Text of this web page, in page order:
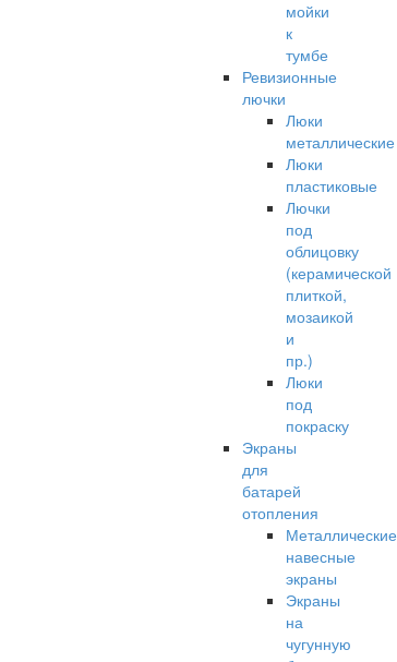
мойки
к
тумбе
Ревизионные
лючки
Люки
металлические
Люки
пластиковые
Лючки
под
облицовку
(керамической
плиткой,
мозаикой
и
пр.)
Люки
под
покраску
Экраны
для
батарей
отопления
Металлические
навесные
экраны
Экраны
на
чугунную